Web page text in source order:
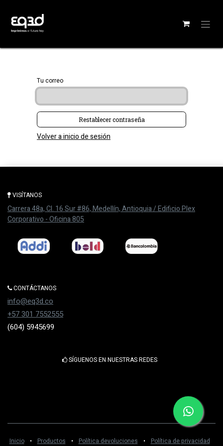
Tu correo
Restablecer contraseña
Volver a inicio de sesión
VISÍTANOS
Carrera 48a, Cl. 16 Sur #86, M​​edellín, Antioquia / Edificio Plex
Corporativo - Oficina 805
CONTÁCTANOS
info@eq3d.co
+57 301 7552555
(604) 5945699
SÍGUENOS EN NUESTRAS REDES
Inicio • Productos • Política devoluciones •
Política de privacidad